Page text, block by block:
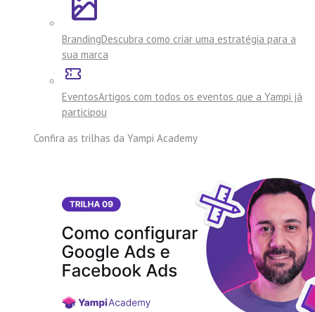
BrandingDescubra como criar uma estratégia para a
sua marca
EventosArtigos com todos os eventos que a Yampi já
participou
Confira as trilhas da Yampi Academy